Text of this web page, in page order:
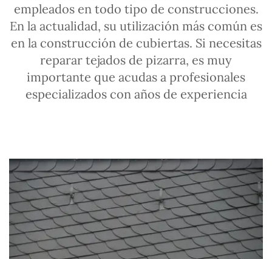
empleados en todo tipo de construcciones.
En la actualidad, su utilización más común es
en la construcción de cubiertas. Si necesitas
reparar tejados de pizarra, es muy
importante que acudas a profesionales
especializados con años de experiencia